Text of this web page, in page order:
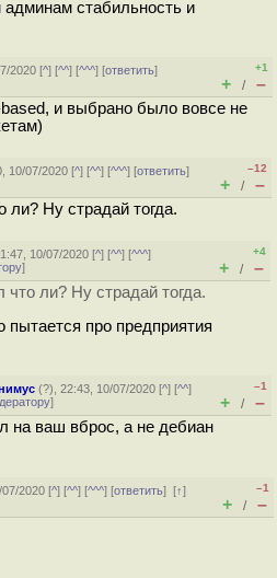
стабильность и
2020 [^] [^^] [^^^] [ответить]
+1
+ / –
и выбрано было вовсе не
10/07/2020 [^] [^^] [^^^] [ответить]
–12
+ / –
ли? Ну страдай тогда.
10/07/2020 [^] [^^] [^^^]
]
+4
+ / –
что ли? Ну страдай тогда.
пытается про предприятия
(?), 22:43, 10/07/2020 [^] [^^]
]
–1
+ / –
на ваш вброс, а не дебиан
2020 [^] [^^] [^^^] [ответить][↑]
–1
+ / –